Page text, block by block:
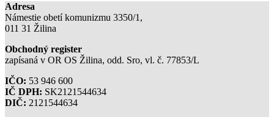
Adresa
Námestie obetí komunizmu 3350/1,
011 31 Žilina
Obchodný register
zapísaná v OR OS Žilina, odd. Sro, vl. č. 77853/L
IČO: 53 946 600
IČ DPH: SK2121544634
DIČ: 2121544634